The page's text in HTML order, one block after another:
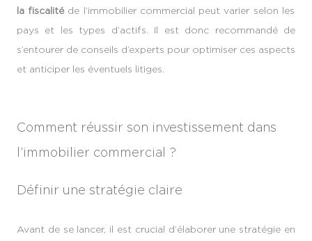
la fiscalité de l’immobilier commercial peut varier selon les
pays et les types d’actifs. Il est donc recommandé de
s’entourer de conseils d’experts pour optimiser ces aspects
et anticiper les éventuels litiges.
Comment réussir son investissement dans
l’immobilier commercial ?
Définir une stratégie claire
Avant de se lancer, il est crucial d’élaborer une stratégie en